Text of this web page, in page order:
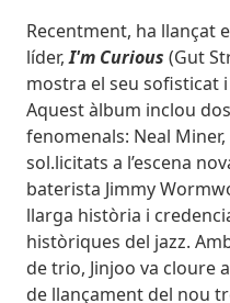
Recentment, ha llançat
líder,I'm Curious (Gut
mostra el seu sofisticat
Aquest àlbum inclou
fenomenals: Neal
sol.licitats a l’escena
baterista Jimmy
llarga història i
històriques del jazz.
de trio, Jinjoo va cloure
de llançament del nou